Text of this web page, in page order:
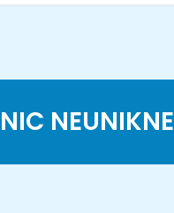
NIC NEUNIKNE